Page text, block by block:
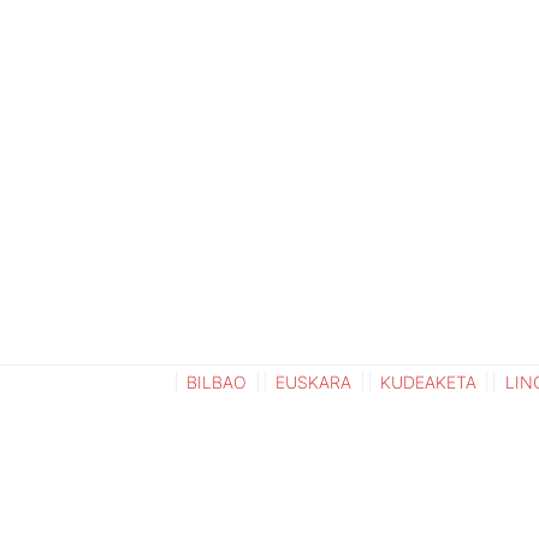
BILBAO EUSKARA KUDEAKETA